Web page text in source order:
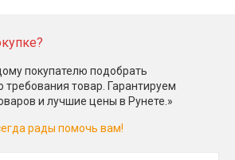
покупателю подобрать
товар. Гарантируем
и лучшие цены в Рунете.»
рады помочь вам!